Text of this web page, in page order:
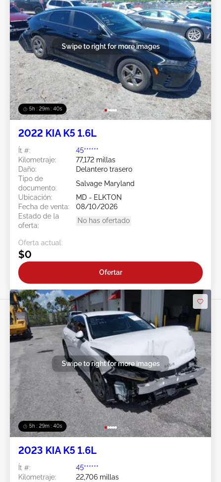
5h : 29m : 37s
Swipe to right for more images
2022 KIA K5 1.6L
Ít #:
45******
Kilometraje:
77,172 millas
Daño:
Delantero trasero
Tipo de
documento:
Salvage Maryland
Ubicación:
MD - ELKTON
Fecha de venta:
08/10/2026
Estado de la
oferta:
No has ofertado
Oferta actual:
$0
Ofertar
5h : 29m : 37s
Swipe to right for more images
2023 KIA K5 1.6L
Ít #:
45******
Kilometraje:
22,706 millas